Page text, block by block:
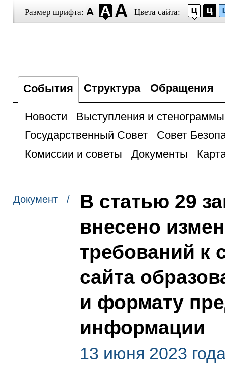
Размер шрифта: Цвета сайта:
События Структура Обращения
Новости
Выступления и стенограммы
Государственный Совет
Совет
Комиссии и советы
Документы
Документ /
В статью 29
внесено
требований к
сайта
и формату
информации
13 июня 2023